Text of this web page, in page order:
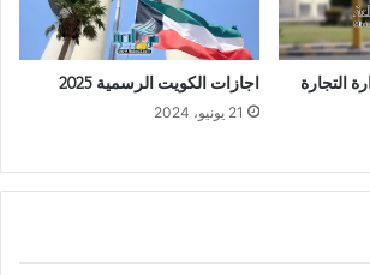
التجارة
اجازات الكويت الرسمية 2025
21 يونيو، 2024